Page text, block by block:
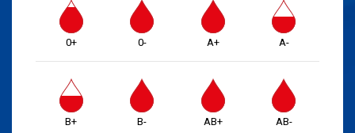
0+ 0- A+ A-
B+ B- AB+ AB-